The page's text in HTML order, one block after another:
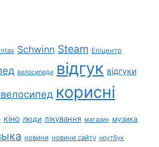
Schwinn Steam Епіцентр
велосипеди відгук відгуки
корисні
кіно люди лікування магазин музика
новини новини сайту ноутбук